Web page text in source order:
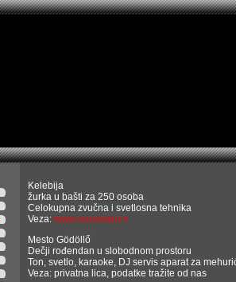
Kelebija
žurka u bašti za 250 osoba
Celokupna zvučna i svetlosna tehnika
Veza: www.autoalati.rs
Mesto Gödöllő
Dečji rođendan u slobodnom prostoru
Ton, svetlo, karaoke, DJ servis aparat za
Veza: privatna lica, podatke tražite od nas